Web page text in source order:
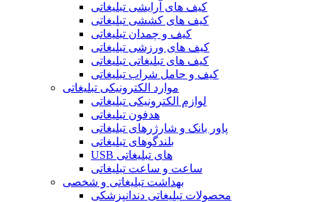
کیف های آرایشی تبلیغاتی
کیف های کششی تبلیغاتی
کیف و چمدان تبلیغاتی
کیف های ورزشی تبلیغاتی
کیف های تبلیغاتی تبلیغاتی
کیف و حامل شراب تبلیغاتی
موارد الکترونیکی تبلیغاتی
لوازم الکترونیکی تبلیغاتی
هدفون تبلیغاتی
پاور بانک و شارژرهای تبلیغاتی
بلندگوهای تبلیغاتی
USB های تبلیغاتی
ساعت و ساعت تبلیغاتی
بهداشت تبلیغاتی و شخصی
محصولات تبلیغاتی دندانپزشکی